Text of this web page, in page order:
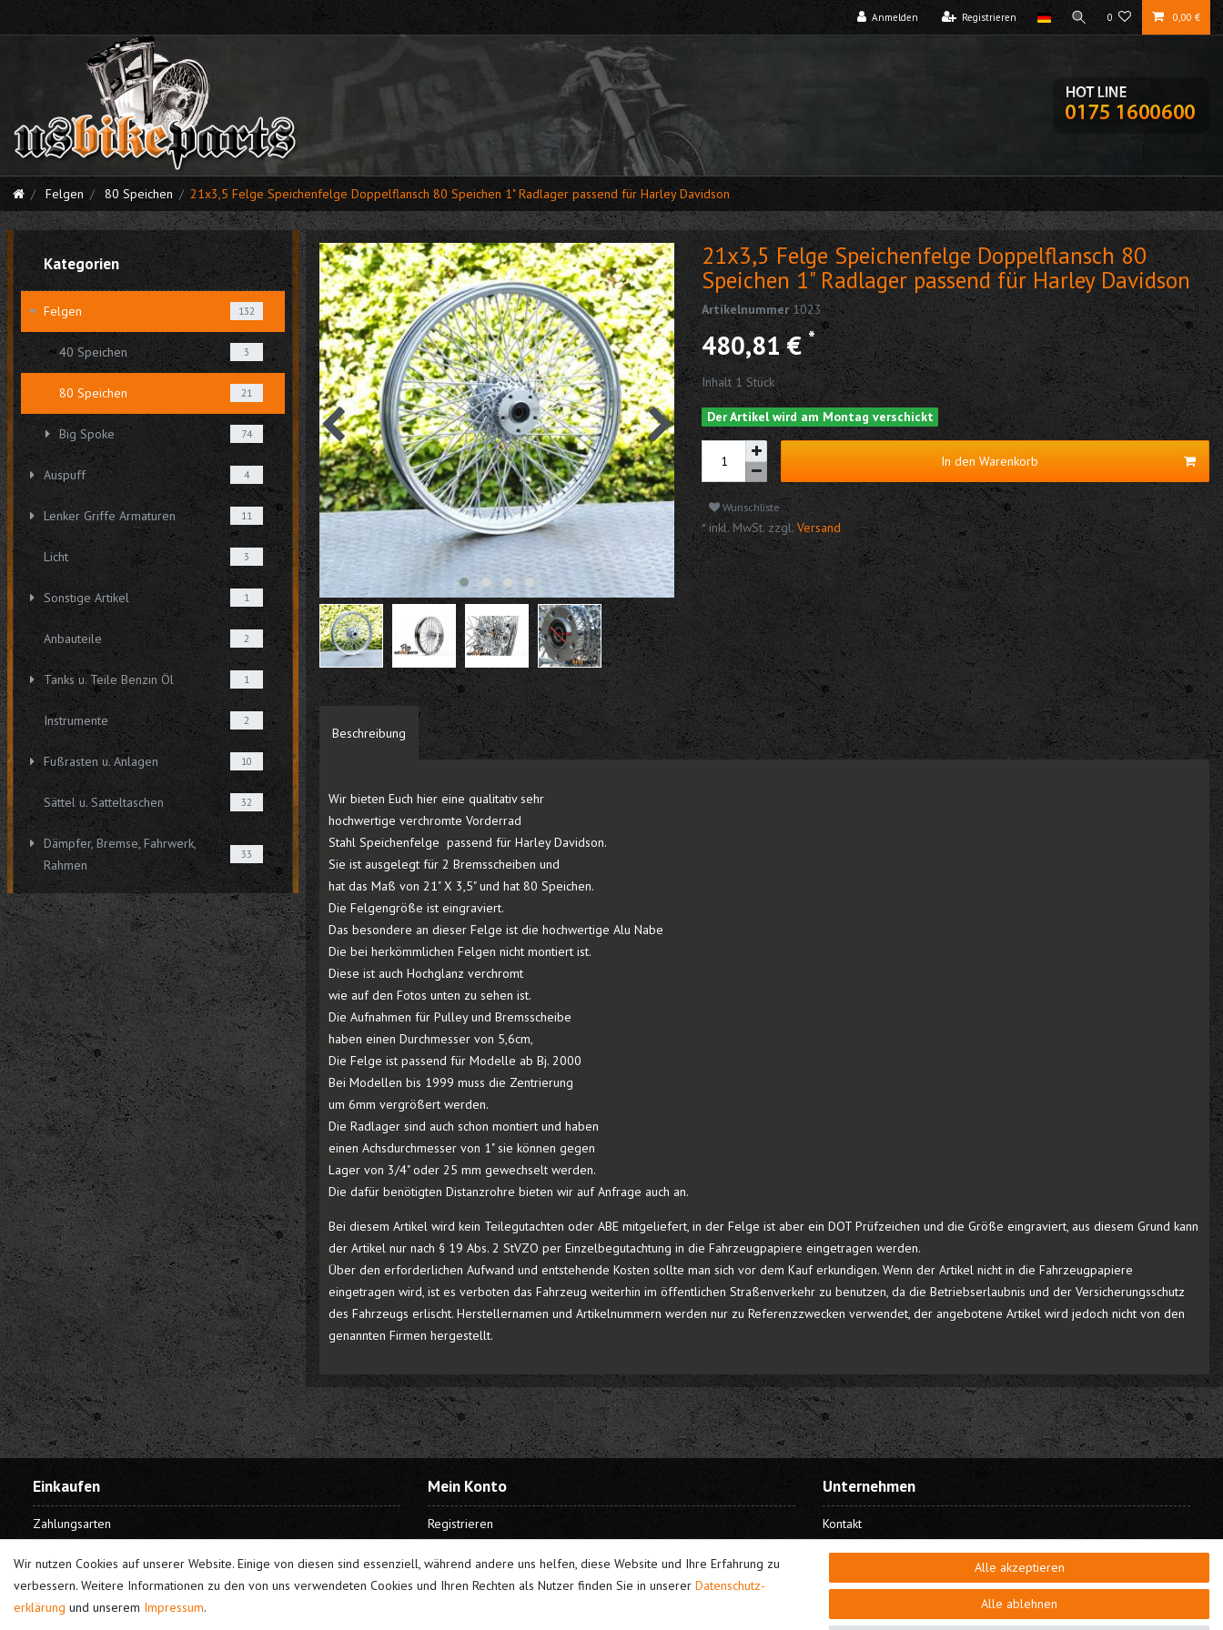
Anmelden Registrieren 0 0,00 €
Felgen 80 Speichen 21x3,5 Felge Speichenfelge Doppelflansch 80 Speichen 1" Radlager passend für Harley Davidson
Kategorien
Felgen 132
40 Speichen 3
80 Speichen 21
Big Spoke 74
Auspuff 4
Lenker Griffe Armaturen 11
Licht 3
Sonstige Artikel 1
Anbauteile 2
Tanks u. Teile Benzin Öl 1
Instrumente 2
Fußrasten u. Anlagen 10
Sättel u. Satteltaschen 32
Dämpfer, Bremse, Fahrwerk,
Rahmen
33
21x3,5 Felge Speichenfelge Doppelflansch 80
Speichen 1" Radlager passend für Harley Davidson
Artikelnummer 1023
480,81 €*
Inhalt 1 Stück
Der Artikel wird am Montag verschickt
In den Warenkorb
Wunschliste
* inkl. MwSt. zzgl. Versand
Beschreibung
Wir bieten Euch hier eine qualitativ sehr
hochwertige verchromte Vorderrad
Stahl Speichenfelge passend für Harley Davidson.
Sie ist ausgelegt für 2 Bremsscheiben und
hat das Maß von 21" X 3,5" und hat 80 Speichen.
Die Felgengröße ist eingraviert.
Das besondere an dieser Felge ist die hochwertige Alu Nabe
Die bei herkömmlichen Felgen nicht montiert ist.
Diese ist auch Hochglanz verchromt
wie auf den Fotos unten zu sehen ist.
Die Aufnahmen für Pulley und Bremsscheibe
haben einen Durchmesser von 5,6cm,
Die Felge ist passend für Modelle ab Bj. 2000
Bei Modellen bis 1999 muss die Zentrierung
um 6mm vergrößert werden.
Die Radlager sind auch schon montiert und haben
einen Achsdurchmesser von 1" sie können gegen
Lager von 3/4" oder 25 mm gewechselt werden.
Die dafür benötigten Distanzrohre bieten wir auf Anfrage auch an.
Bei diesem Artikel wird kein Teilegutachten oder ABE mitgeliefert, in der Felge ist aber ein DOT Prüfzeichen und die Größe eingraviert, aus diesem Grund kann
der Artikel nur nach § 19 Abs. 2 StVZO per Einzelbegutachtung in die Fahrzeugpapiere eingetragen werden.
Über den erforderlichen Aufwand und entstehende Kosten sollte man sich vor dem Kauf erkundigen. Wenn der Artikel nicht in die Fahrzeugpapiere
eingetragen wird, ist es verboten das Fahrzeug weiterhin im öffentlichen Straßenverkehr zu benutzen, da die Betriebserlaubnis und der Versicherungsschutz
des Fahrzeugs erlischt. Herstellernamen und Artikelnummern werden nur zu Referenzzwecken verwendet, der angebotene Artikel wird jedoch nicht von den
genannten Firmen hergestellt.
Wir nutzen Cookies auf unserer Website. Einige von diesen sind essenziell, während andere uns helfen, diese Website und Ihre Erfahrung zu
verbessern. Weitere Informationen zu den von uns verwendeten Cookies und Ihren Rechten als Nutzer finden Sie in unserer Daten­schutz­
erklärung und unserem Impressum.
Alle akzeptieren
Alle ablehnen
Einkaufen
Zahlungsarten
Widerrufsrecht
Warenkorb
Kasse
Mein Konto
Registrieren
Unternehmen
Kontakt
Impressum